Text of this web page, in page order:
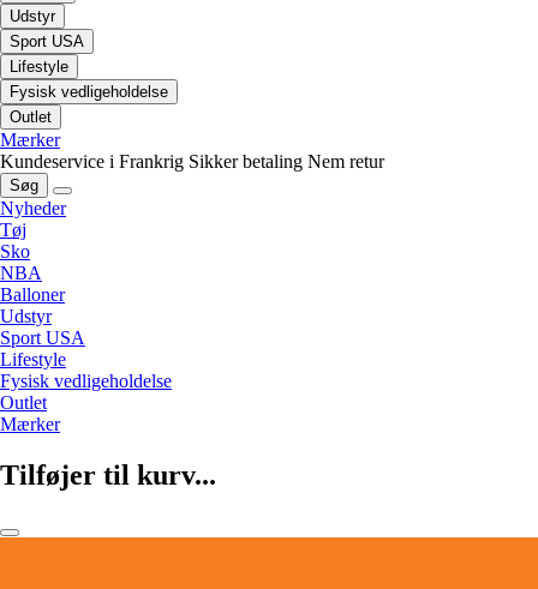
Udstyr
Sport USA
Lifestyle
Fysisk vedligeholdelse
Outlet
Mærker
Kundeservice i Frankrig Sikker betaling Nem retur
Søg
Nyheder
Tøj
Sko
NBA
Balloner
Udstyr
Sport USA
Lifestyle
Fysisk vedligeholdelse
Outlet
Mærker
Tilføjer til kurv...